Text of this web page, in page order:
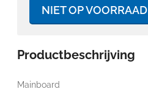
NIET OP VOORRAAD
Productbeschrijving
Mainboard